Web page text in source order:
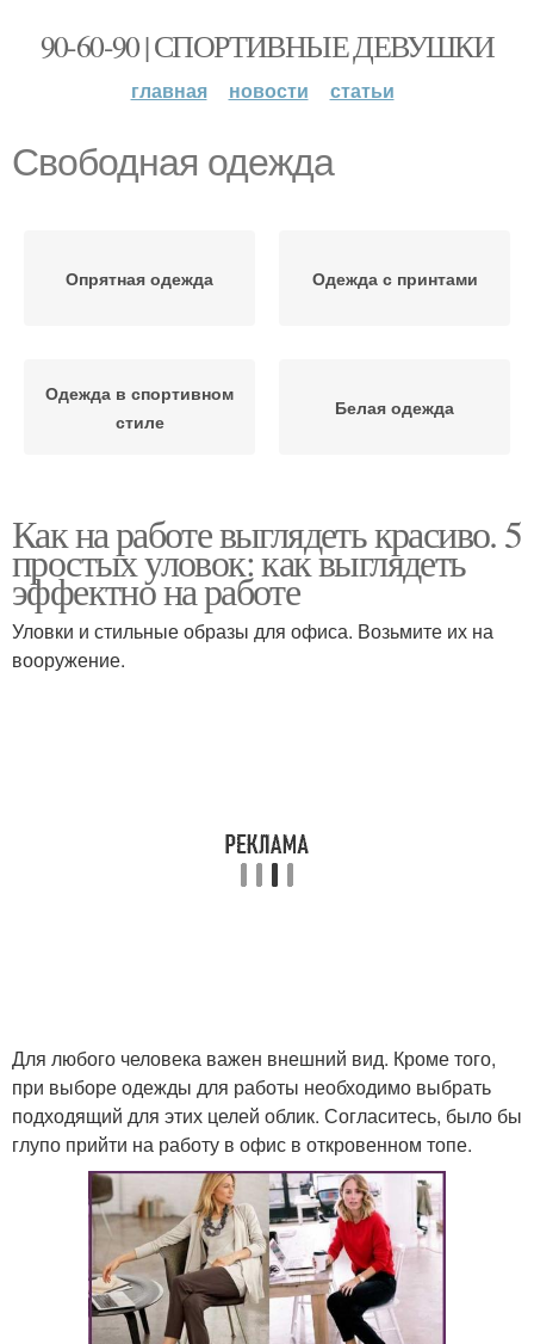
90-60-90 | СПОРТИВНЫЕ ДЕВУШКИ
главная новости статьи
Свободная одежда
Опрятная одежда Одежда с принтами
Одежда в спортивном
стиле
Белая одежда
Как на работе выглядеть красиво. 5
простых уловок: как выглядеть
эффектно на работе
Уловки и стильные образы для офиса. Возьмите их на
вооружение.
Для любого человека важен внешний вид. Кроме того,
при выборе одежды для работы необходимо выбрать
подходящий для этих целей облик. Согласитесь, было бы
глупо прийти на работу в офис в откровенном топе.